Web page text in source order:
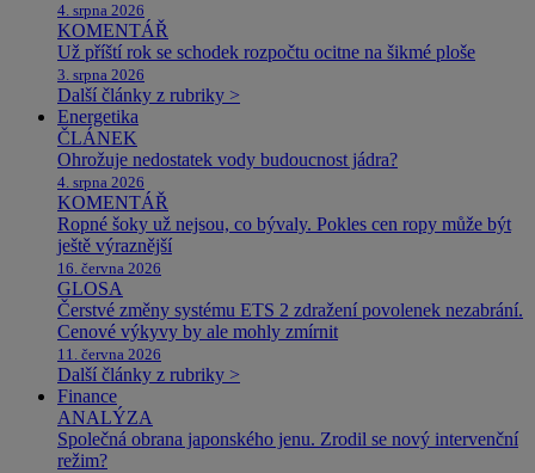
4. srpna 2026
KOMENTÁŘ
Už příští rok se schodek rozpočtu ocitne na šikmé ploše
3. srpna 2026
Další články z rubriky >
Energetika
ČLÁNEK
Ohrožuje nedostatek vody budoucnost jádra?
4. srpna 2026
KOMENTÁŘ
Ropné šoky už nejsou, co bývaly. Pokles cen ropy může být
ještě výraznější
16. června 2026
GLOSA
Čerstvé změny systému ETS 2 zdražení povolenek nezabrání.
Cenové výkyvy by ale mohly zmírnit
11. června 2026
Další články z rubriky >
Finance
ANALÝZA
Společná obrana japonského jenu. Zrodil se nový intervenční
režim?